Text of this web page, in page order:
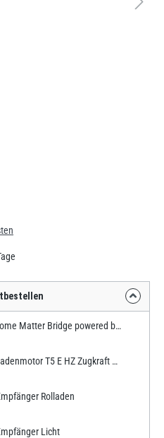
Nobily Smart Home Matter Bridge powered by mediola
Simu Funk-Rollladenmotor T5 E HZ Zugkraft 20Nm / 34kg SW60
Rolladen
Licht